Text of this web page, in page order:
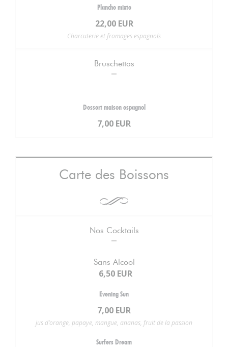
Planche mixte
22,00 EUR
Charcuterie et fromages espagnols
Bruschettas
Dessert maison espagnol
7,00 EUR
Carte des Boissons
Nos Cocktails
Sans Alcool
6,50 EUR
Evening Sun
7,00 EUR
jus d’orange, papaye, mangue, ananas, fruit de la passion
Surfers Dream